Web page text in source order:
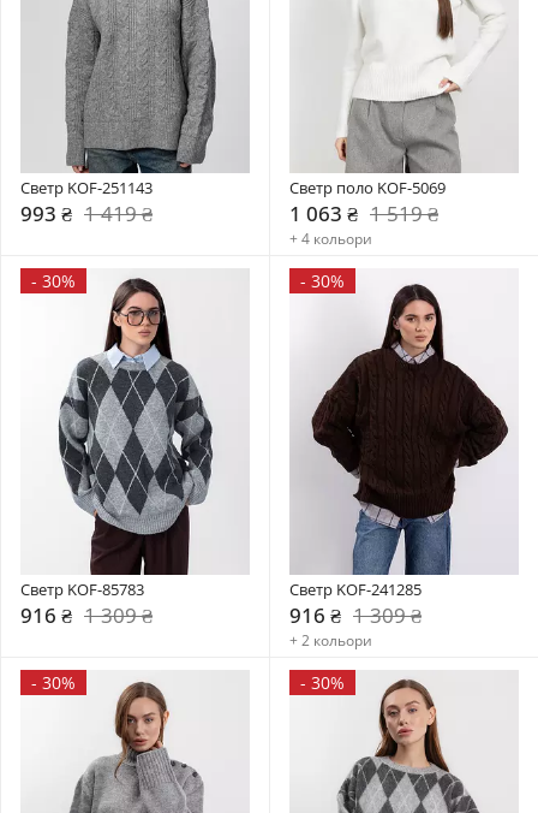
Светр KOF-251143
993 ₴ 1 419 ₴
Светр поло KOF-5069
1 063 ₴ 1 519 ₴
+ 4 кольори
- 30%
Светр KOF-85783
916 ₴ 1 309 ₴
- 30%
Светр KOF-241285
916 ₴ 1 309 ₴
+ 2 кольори
- 30% - 30%